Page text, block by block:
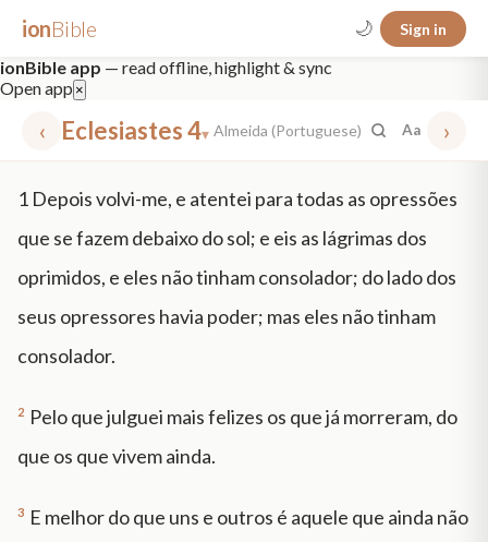
ionBible 🌙 Sign in
ionBible app — read offline, highlight & sync
Open app ×
‹ Eclesiastes 4▾ Almeida (Portuguese) Aa ›
mt 5 nt faith "peace that passeth" grace -law
1 Depois volvi-me, e atentei para todas as opressões
que se fazem debaixo do sol; e eis as lágrimas dos
oprimidos, e eles não tinham consolador; do lado dos
seus opressores havia poder; mas eles não tinham
consolador.
2 Pelo que julguei mais felizes os que já morreram, do
que os que vivem ainda.
3 E melhor do que uns e outros é aquele que ainda não